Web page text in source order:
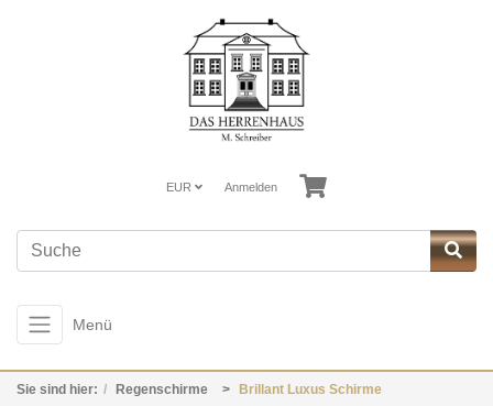
EUR Anmelden
Menü
Sie sind hier: Regenschirme Brillant Luxus Schirme